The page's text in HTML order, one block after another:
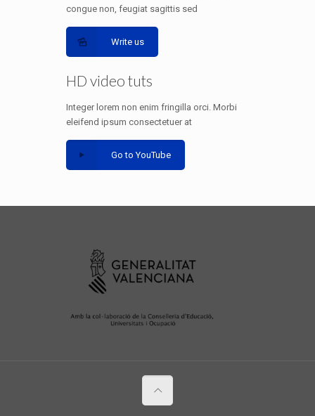
congue non, feugiat sagittis sed
Write us
HD video tuts
Integer lorem non enim fringilla orci. Morbi
eleifend ipsum consectetuer at
Go to YouTube